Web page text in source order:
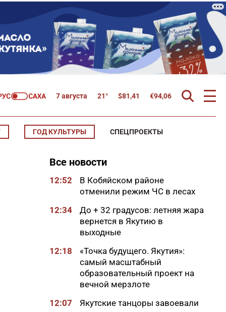
7 августа 21° $81,41 €94,06
ГОД КУЛЬТУРЫ СПЕЦПРОЕКТЫ
Все новости
12:52
В Кобяйском районе
отменили режим ЧС в лесах
12:34
До + 32 градусов: летняя жара
вернется в Якутию в
выходные
12:18
«Точка будущего. Якутия»:
самый масштабный
образовательный проект на
вечной мерзлоте
12:07
Якутские танцоры завоевали